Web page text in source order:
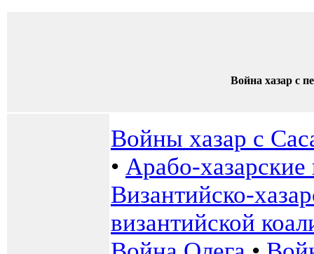
Война хазар с
Войны хазар с
• Арабо-
Византийско-
византийской